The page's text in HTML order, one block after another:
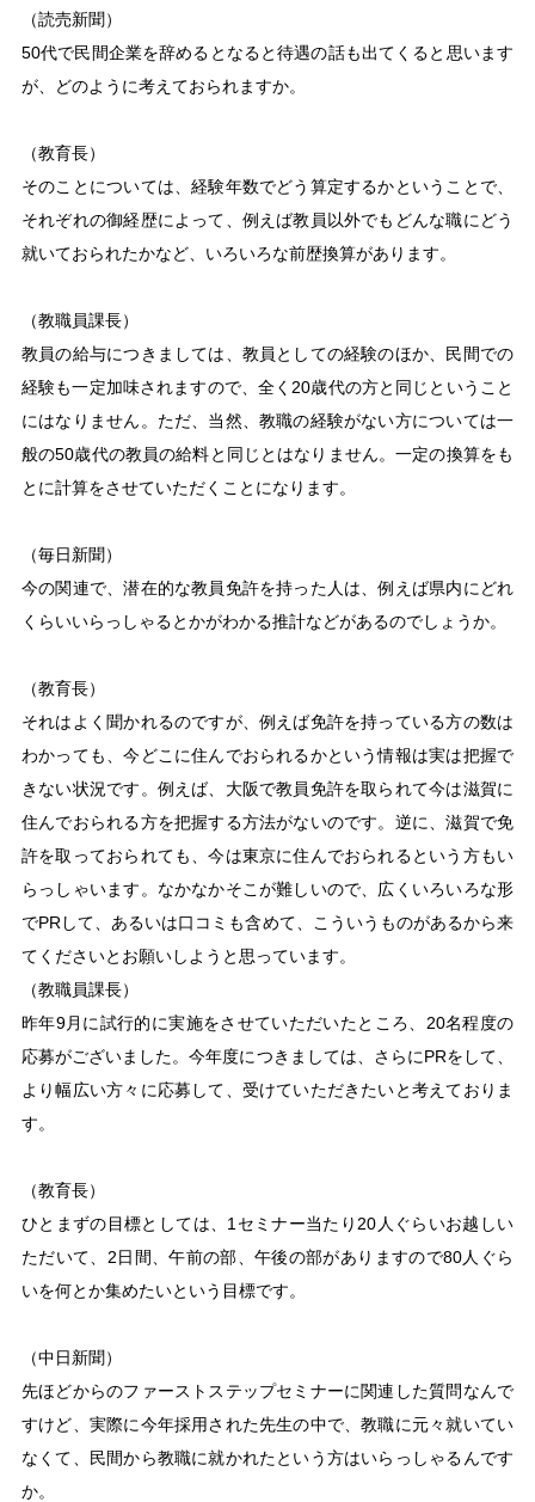
（読売新聞）
50代で民間企業を辞めるとなると待遇の話も出てくると思います
が、どのように考えておられますか。
（教育長）
そのことについては、経験年数でどう算定するかということで、
それぞれの御経歴によって、例えば教員以外でもどんな職にどう
就いておられたかなど、いろいろな前歴換算があります。
（教職員課長）
教員の給与につきましては、教員としての経験のほか、民間での
経験も一定加味されますので、全く20歳代の方と同じということ
にはなりません。ただ、当然、教職の経験がない方については一
般の50歳代の教員の給料と同じとはなりません。一定の換算をも
とに計算をさせていただくことになります。
（毎日新聞）
今の関連で、潜在的な教員免許を持った人は、例えば県内にどれ
くらいいらっしゃるとかがわかる推計などがあるのでしょうか。
（教育長）
それはよく聞かれるのですが、例えば免許を持っている方の数は
わかっても、今どこに住んでおられるかという情報は実は把握で
きない状況です。例えば、大阪で教員免許を取られて今は滋賀に
住んでおられる方を把握する方法がないのです。逆に、滋賀で免
許を取っておられても、今は東京に住んでおられるという方もい
らっしゃいます。なかなかそこが難しいので、広くいろいろな形
でPRして、あるいは口コミも含めて、こういうものがあるから来
てくださいとお願いしようと思っています。
（教職員課長）
昨年9月に試行的に実施をさせていただいたところ、20名程度の
応募がございました。今年度につきましては、さらにPRをして、
より幅広い方々に応募して、受けていただきたいと考えておりま
す。
（教育長）
ひとまずの目標としては、1セミナー当たり20人ぐらいお越しい
ただいて、2日間、午前の部、午後の部がありますので80人ぐら
いを何とか集めたいという目標です。
（中日新聞）
先ほどからのファーストステップセミナーに関連した質問なんで
すけど、実際に今年採用された先生の中で、教職に元々就いてい
なくて、民間から教職に就かれたという方はいらっしゃるんです
か。